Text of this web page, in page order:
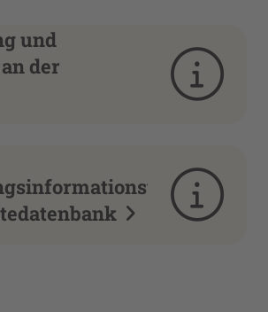
und
der